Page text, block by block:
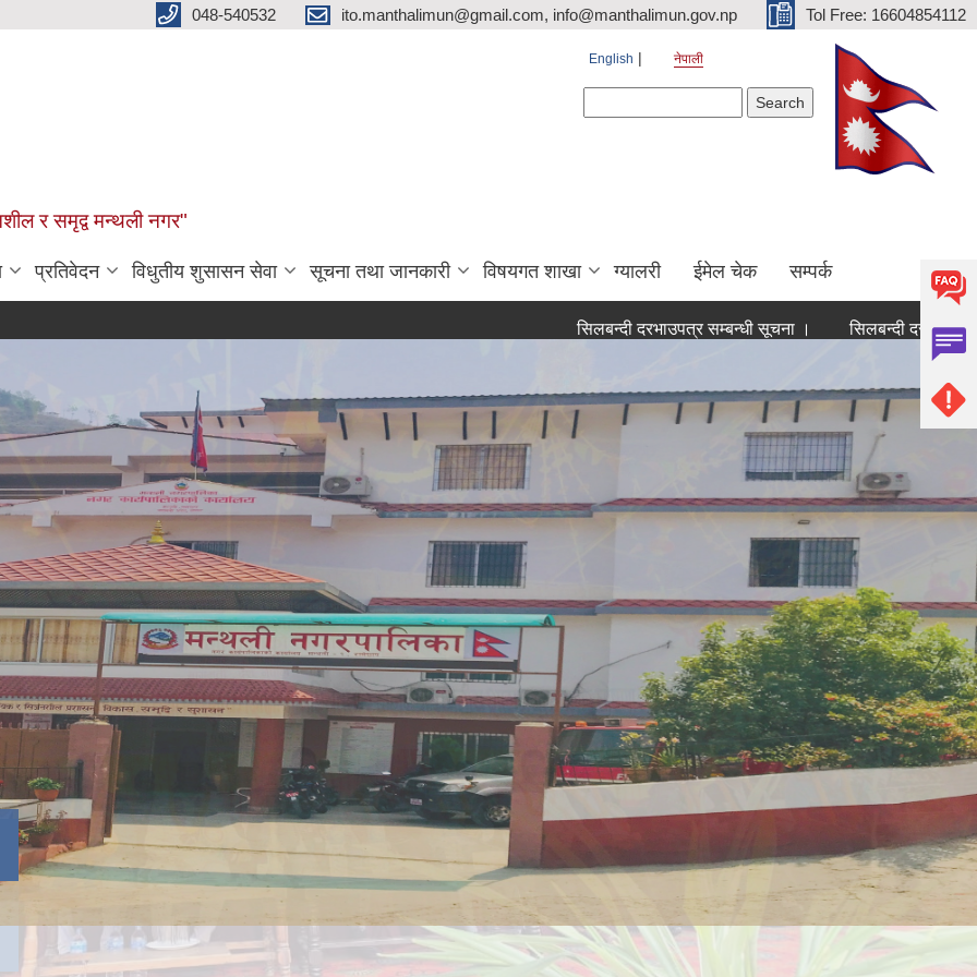
048-540532 ito.manthalimun@gmail.com, info@manthalimun.gov.np Tol Free: 16604854112
र समृद्व मन्थली नगर"
English नेपाली
प्रतिवेदन विधुतीय शुसासन सेवा सूचना तथा जानकारी विषयगत शाखा ग्यालरी ईमेल चेक सम्पर्क
सिलबन्दी दरभाउपत्र सम्बन्धी सूचना । सिलबन्दी दरभाउपत्र सम्बन्धी